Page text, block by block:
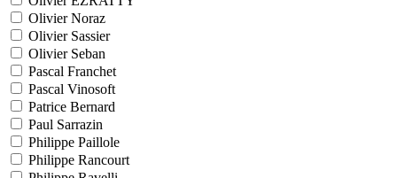
Olivier Noraz
Olivier Sassier
Olivier Seban
Pascal Franchet
Pascal Vinosoft
Patrice Bernard
Paul Sarrazin
Philippe Paillole
Philippe Rancourt